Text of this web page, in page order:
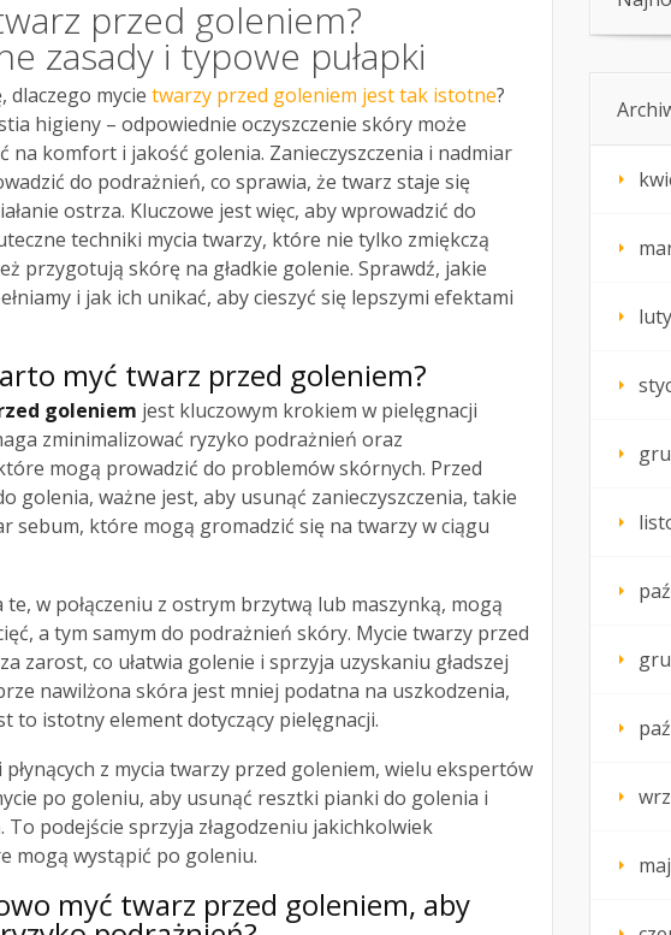
przed goleniem?
zasady i typowe pułapki
dlaczego mycie twarzy przed goleniem jest tak istotne?
higieny – odpowiednie oczyszczenie skóry może
na komfort i jakość golenia. Zanieczyszczenia i nadmiar
do podrażnień, co sprawia, że twarz staje się
ostrza. Kluczowe jest więc, aby wprowadzić do
techniki mycia twarzy, które nie tylko zmiękczą
przygotują skórę na gładkie golenie. Sprawdź, jakie
i jak ich unikać, aby cieszyć się lepszymi efektami
myć twarz przed goleniem?
goleniem jest kluczowym krokiem w pielęgnacji
zminimalizować ryzyko podrażnień oraz
mogą prowadzić do problemów skórnych. Przed
golenia, ważne jest, aby usunąć zanieczyszczenia, takie
sebum, które mogą gromadzić się na twarzy w ciągu
te, w połączeniu z ostrym brzytwą lub maszynką, mogą
a tym samym do podrażnień skóry. Mycie twarzy przed
zarost, co ułatwia golenie i sprzyja uzyskaniu gładszej
nawilżona skóra jest mniej podatna na uszkodzenia,
to istotny element dotyczący pielęgnacji.
z mycia twarzy przed goleniem, wielu ekspertów
po goleniu, aby usunąć resztki pianki do golenia i
To podejście sprzyja złagodzeniu jakichkolwiek
mogą wystąpić po goleniu.
myć twarz przed goleniem, aby